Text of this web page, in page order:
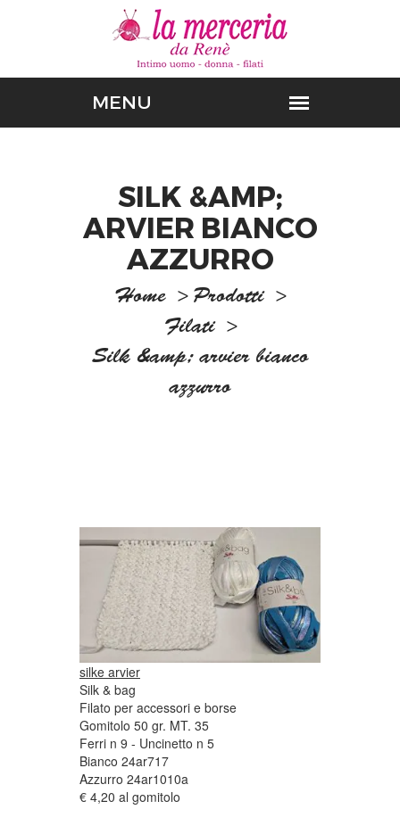
SILK &AMP;
ARVIER BIANCO
AZZURRO
Home > Prodotti >
Filati >
Silk &amp; arvier bianco
azzurro
silke arvier
Silk & bag
Filato per accessori e borse
Gomitolo 50 gr. MT. 35
Ferri n 9 - Uncinetto n 5
Bianco 24ar717
Azzurro 24ar1010a
€ 4,20 al gomitolo